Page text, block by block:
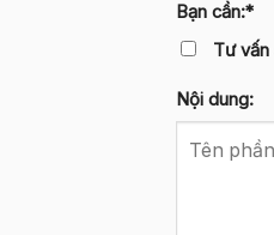
Bạn cần:*
Tư vấn
Nội dung: